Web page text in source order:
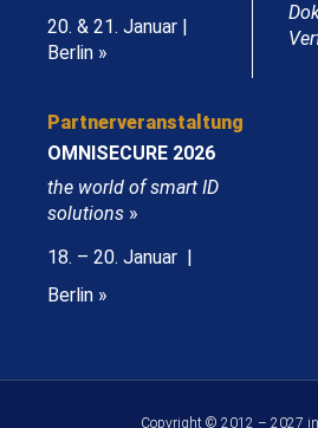
20. & 21. Januar |
Berlin »
Partnerveranstaltung
OMNISECURE 2026
the world of smart ID
solutions »
18. – 20. Januar |
Berlin »
Copyright © 2012 – 2027